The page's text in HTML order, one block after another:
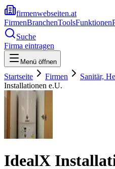
firmenwebseiten.at
FirmenBranchenToolsFunktionen
Suche
Firma eintragen
Menü öffnen
Startseite Firmen Sanitär,
Installationen e.U.
IdealX